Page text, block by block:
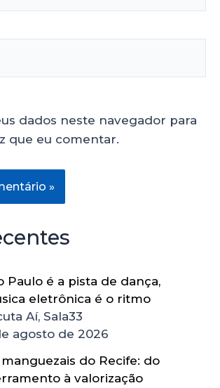
dados neste navegador para
que eu comentar.
Paulo é a pista de dança,
eletrônica é o ritmo
Aí, Sala33
agosto de 2026
manguezais do Recife: do
à valorização